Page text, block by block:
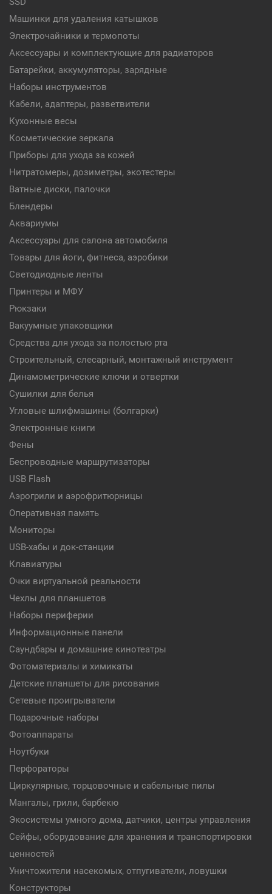
Машинки для удаления катышков
Электрочайники и термопоты
Аксессуары и комплектующие для радиаторов
Батарейки, аккумуляторы, зарядные
Наборы инструментов
Кабели, адаптеры, разветвители
Кухонные весы
Косметические зеркала
Приборы для ухода за кожей
Нитратомеры, дозиметры, экотестеры
Ватные диски, палочки
Блендеры
Аквариумы
Аксессуары для салона автомобиля
Товары для йоги, фитнеса, аэробики
Светодиодные ленты
Принтеры и МФУ
Рюкзаки
Вакуумные упаковщики
Средства для ухода за полостью рта
Строительный, слесарный, монтажный инструмент
Динамометрические ключи и отвертки
Сушилки для белья
Угловые шлифмашины (болгарки)
Электронные книги
Фены
Беспроводные маршрутизаторы
USB Flash
Аэрогрили и аэрофритюрницы
Оперативная память
Мониторы
USB-хабы и док-станции
Клавиатуры
Очки виртуальной реальности
Чехлы для планшетов
Наборы периферии
Информационные панели
Саундбары и домашние кинотеатры
Фотоматериалы и химикаты
Детские планшеты для рисования
Сетевые проигрыватели
Подарочные наборы
Фотоаппараты
Ноутбуки
Перфораторы
Циркулярные, торцовочные и сабельные пилы
Мангалы, грили, барбекю
Экосистемы умного дома, датчики, центры управления
Сейфы, оборудование для хранения и транспортировки
ценностей
Уничтожители насекомых, отпугиватели, ловушки
Конструкторы